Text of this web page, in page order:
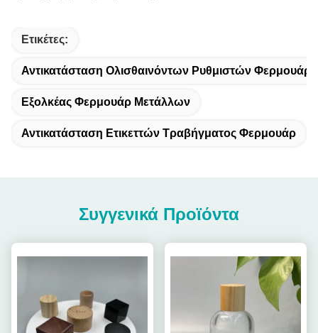
Ετικέτες:
Αντικατάσταση Ολισθαινόντων Ρυθμιστών Φερμουάρ
Εξολκέας Φερμουάρ Μετάλλων
Αντικατάσταση Ετικεττών Τραβήγματος Φερμουάρ
Συγγενικά Προϊόντα